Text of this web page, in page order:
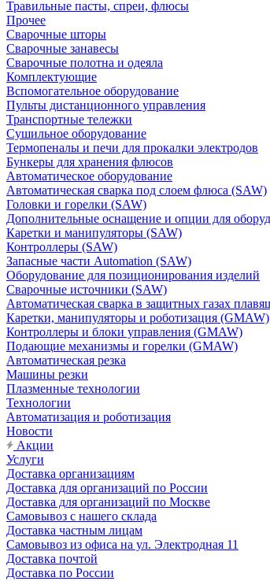
Травильные пасты, спреи, флюсы
Прочее
Сварочные шторы
Сварочные занавесы
Сварочные полотна и одеяла
Комплектующие
Вспомогательное оборудование
Пульты дистанционного управления
Транспортные тележки
Сушильное оборудование
Термопеналы и печи для прокалки электродов
Бункеры для хранения флюсов
Автоматическое оборудование
Автоматическая сварка под слоем флюса (SAW)
Головки и горелки (SAW)
Дополнительные оснащение и опции для
Каретки и манипуляторы (SAW)
Контроллеры (SAW)
Запасные части Automation (SAW)
Оборудование для позиционирования изделий
Сварочные источники (SAW)
Автоматическая сварка в защитных газах
Каретки, манипуляторы и роботизация (GMAW)
Контроллеры и блоки управления (GMAW)
Подающие механизмы и горелки (GMAW)
Автоматическая резка
Машины резки
Плазменные технологии
Технологии
Автоматизация и роботизация
Новости
Акции
Услуги
Доставка организациям
Доставка для организаций по России
Доставка для организаций по Москве
Самовывоз с нашего склада
Доставка частным лицам
Самовывоз из офиса на ул. Электродная 11
Доставка почтой
Доставка по России